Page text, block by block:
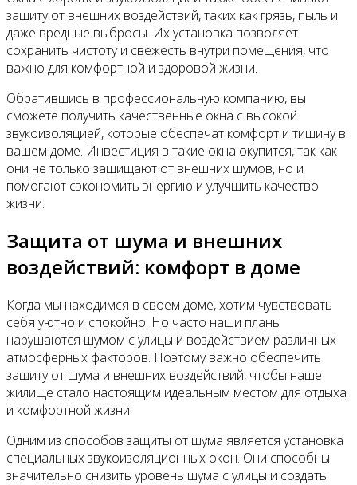
защиту от внешних воздействий, таких как грязь, пыль и
даже вредные выбросы. Их установка позволяет
сохранить чистоту и свежесть внутри помещения, что
важно для комфортной и здоровой жизни.
Обратившись в профессиональную компанию, вы
сможете получить качественные окна с высокой
звукоизоляцией, которые обеспечат комфорт и тишину в
вашем доме. Инвестиция в такие окна окупится, так как
они не только защищают от внешних шумов, но и
помогают сэкономить энергию и улучшить качество
жизни.
Защита от шума и внешних
воздействий: комфорт в доме
Когда мы находимся в своем доме, хотим чувствовать
себя уютно и спокойно. Но часто наши планы
нарушаются шумом с улицы и воздействием различных
атмосферных факторов. Поэтому важно обеспечить
защиту от шума и внешних воздействий, чтобы наше
жилище стало настоящим идеальным местом для отдыха
и комфортной жизни.
Одним из способов защиты от шума является установка
специальных звукоизоляционных окон. Они способны
значительно снизить уровень шума с улицы и создать